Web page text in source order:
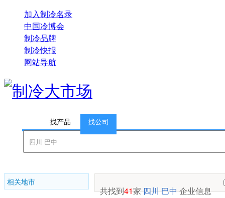
加入制冷名录
中国冷博会
制冷品牌
制冷快报
网站导航
找产品 找公司
共找到41家四川 巴中企业信息
相关地市